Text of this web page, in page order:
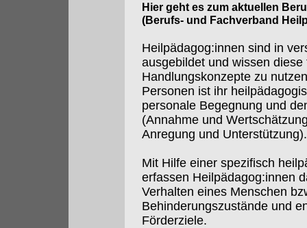
Hier geht es zum aktuellen
(Berufs- und Fachverband
Heilpädagog:innen sind in
ausgebildet und wissen
Handlungskonzepte zu
Personen ist ihr
personale Begegnung und
(Annahme und
Anregung und Unterstützung).
Mit Hilfe einer spezifisch
erfassen Heilpädagog:innen
Verhalten eines Menschen
Behinderungszustände und
Förderziele.